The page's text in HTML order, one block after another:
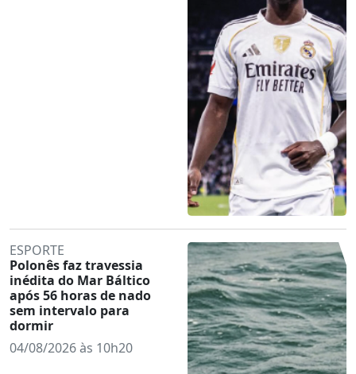
ESPORTE
Polonês faz travessia
inédita do Mar Báltico
após 56 horas de nado
sem intervalo para
dormir
04/08/2026 às 10h20